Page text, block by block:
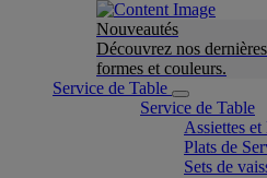
Nouveautés
Découvrez nos
formes et couleurs.
Service de Table
Service de Table
Assiettes
Plats de
Sets de